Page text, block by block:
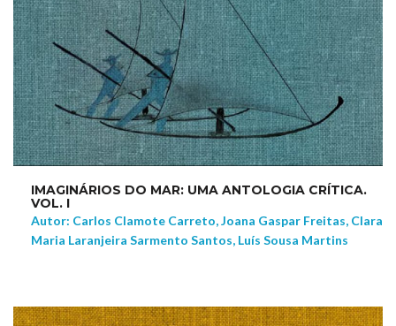
IMAGINÁRIOS DO MAR: UMA ANTOLOGIA CRÍTICA.
VOL. I
Autor: Carlos Clamote Carreto, Joana Gaspar Freitas, Clara
Maria Laranjeira Sarmento Santos, Luís Sousa Martins